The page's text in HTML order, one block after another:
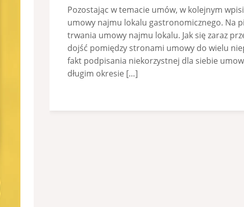
Pozostając w temacie umów, w kolejnym
umowy najmu lokalu gastronomicznego. Na
trwania umowy najmu lokalu. Jak się zaraz
dojść pomiędzy stronami umowy do wielu
fakt podpisania niekorzystnej dla siebie
długim okresie […]